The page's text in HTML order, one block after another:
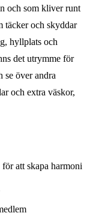
och som kliver runt
täcker och skyddar
hyllplats och
det utrymme för
se över andra
och extra väskor,
att skapa harmoni